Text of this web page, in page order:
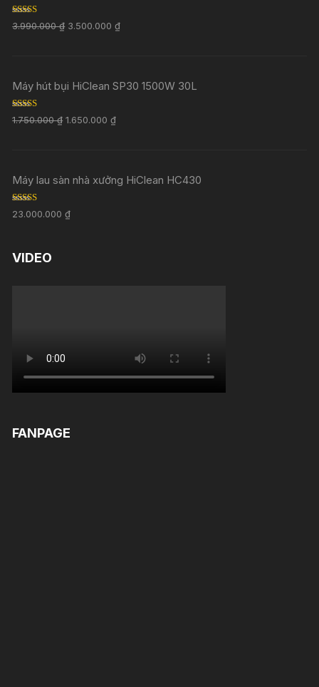
Rated 5.00
out of 5
3.990.000₫ 3.500.000₫
Máy hút bụi HiClean SP30 1500W 30L
Rated 5.00
out of 5
1.750.000₫ 1.650.000₫
Máy lau sàn nhà xưởng HiClean HC430
Rated5.00
out of 5
23.000.000₫
VIDEO
FANPAGE